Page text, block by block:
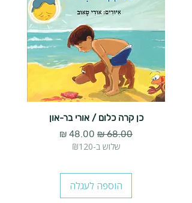
כן קרה כלום / אורי בר-און
מחיר רגיל מחיר מבצע
שלוש ב-₪120
הוספה לעגלה